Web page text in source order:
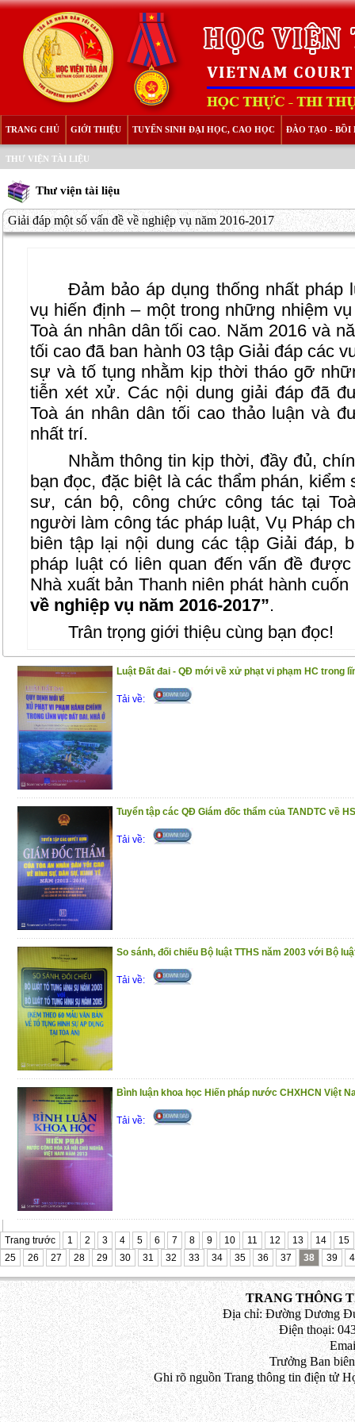
TRANG CHỦ GIỚI THIỆU TUYỂN SINH ĐẠI HỌC, CAO HỌC ĐÀO TẠO - BỒI
THƯ VIỆN TÀI LIỆU
Thư viện tài liệu
Giải đáp một số vấn đề về nghiệp vụ năm 2016-2017
Đảm bảo áp dụng thống nhất pháp
vụ hiến định – một trong những nhiệm
Toà án nhân dân tối cao. Năm 2016 và
tối cao đã ban hành 03 tập Giải đáp các
sự và tố tụng nhằm kịp thời tháo gỡ
tiễn xét xử. Các nội dung giải đáp đã
Toà án nhân dân tối cao thảo luận và
nhất trí.
Nhằm thông tin kịp thời, đầy đủ,
bạn đọc, đặc biệt là các thẩm phán, kiểm
sư, cán bộ, công chức công tác tại
người làm công tác pháp luật, Vụ Pháp
biên tập lại nội dung các tập Giải đáp,
pháp luật có liên quan đến vấn đề
Nhà xuất bản Thanh niên phát hành cuốn
về nghiệp vụ năm 2016-2017”.
Trân trọng giới thiệu cùng bạn đọc!
Luật Đất đai - QĐ mới về xử phạt vi phạm HC trong
Tải về:
Tuyển tập các QĐ Giám đốc thẩm của TANDTC về
Tải về:
So sánh, đối chiếu Bộ luật TTHS năm 2003 với Bộ
Tải về:
Bình luận khoa học Hiến pháp nước CHXHCN Việt
Tải về:
Trang trước 1 2 3 4 5 6 7 8 9 10 11 12 13 14
15
25
26 27 28 29 30 31 32 33 34 35 36 37 38 39
TRANG THÔNG
Địa chỉ: Đường Dương
Điện thoại:
Trưởng Ban
Ghi rõ nguồn Trang thông tin điện tử